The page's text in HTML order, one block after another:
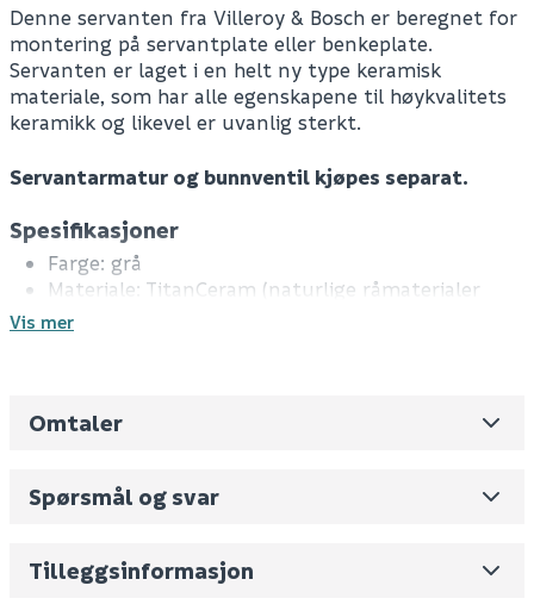
Denne servanten fra Villeroy & Bosch er beregnet for
montering på servantplate eller benkeplate.
Servanten er laget i en helt ny type keramisk
materiale, som har alle egenskapene til høykvalitets
keramikk og likevel er uvanlig sterkt.
Servantarmatur og bunnventil kjøpes separat.
Spesifikasjoner
Farge: grå
Materiale: TitanCeram (naturlige råmaterialer
som feltspat, kvarts og leire)
Tekniske spesifikasjoner
Vis mer
Omtaler
Spørsmål og svar
Tilleggsinformasjon
Leverandørens varenummer 4A4600i4
Volum 53.312 (dm3 per salgsforpakning)
Måltegning